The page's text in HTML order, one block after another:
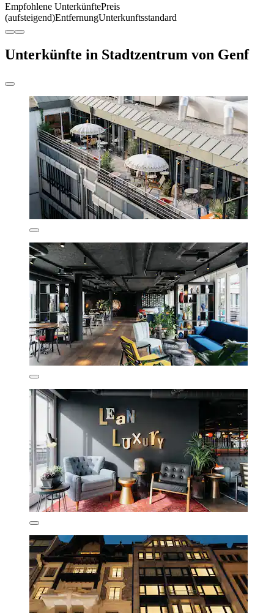
Empfohlene UnterkünftePreis
(aufsteigend)EntfernungUnterkunftsstandard
Unterkünfte in Stadtzentrum von Genf